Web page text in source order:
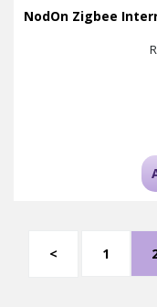
NodOn Zigbee
< 1